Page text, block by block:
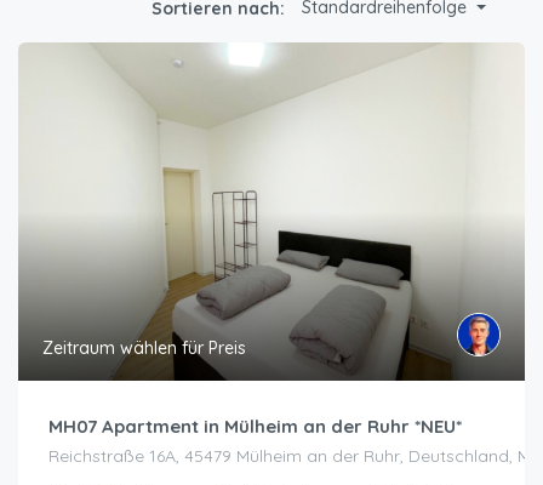
Sortieren nach: Standardreihenfolge
Zeitraum wählen für Preis
MH07 Apartment in Mülheim an der Ruhr *NEU*
Reichstraße 16A, 45479 Mülheim an der Ruhr, Deutschland,